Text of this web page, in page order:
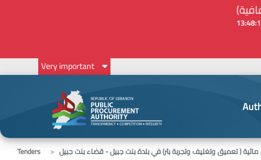
Very important
Tenders
( تعميق وتغليف وتجربة بئر) في بلدة بنت جبيل - قضاء بنت جبيل